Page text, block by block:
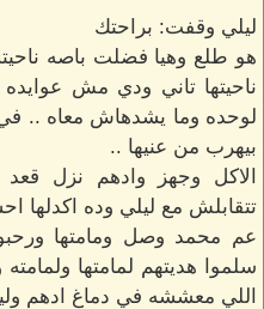
ليلي وقفت: براحتك
هو طلع وهيا فضلت باصه
ناحيتها تاني ودي مش
لوحده وما يشدهاش معاه .. في
بيهرب من عنيها ..
الاكل وجهز وادهم نزل
تتقابلش مع ليلي وده
عم محمد وصل ومامتها
سلموا هديتهم لمامتها ولمامته
اللي معششه في دماغ ادهم